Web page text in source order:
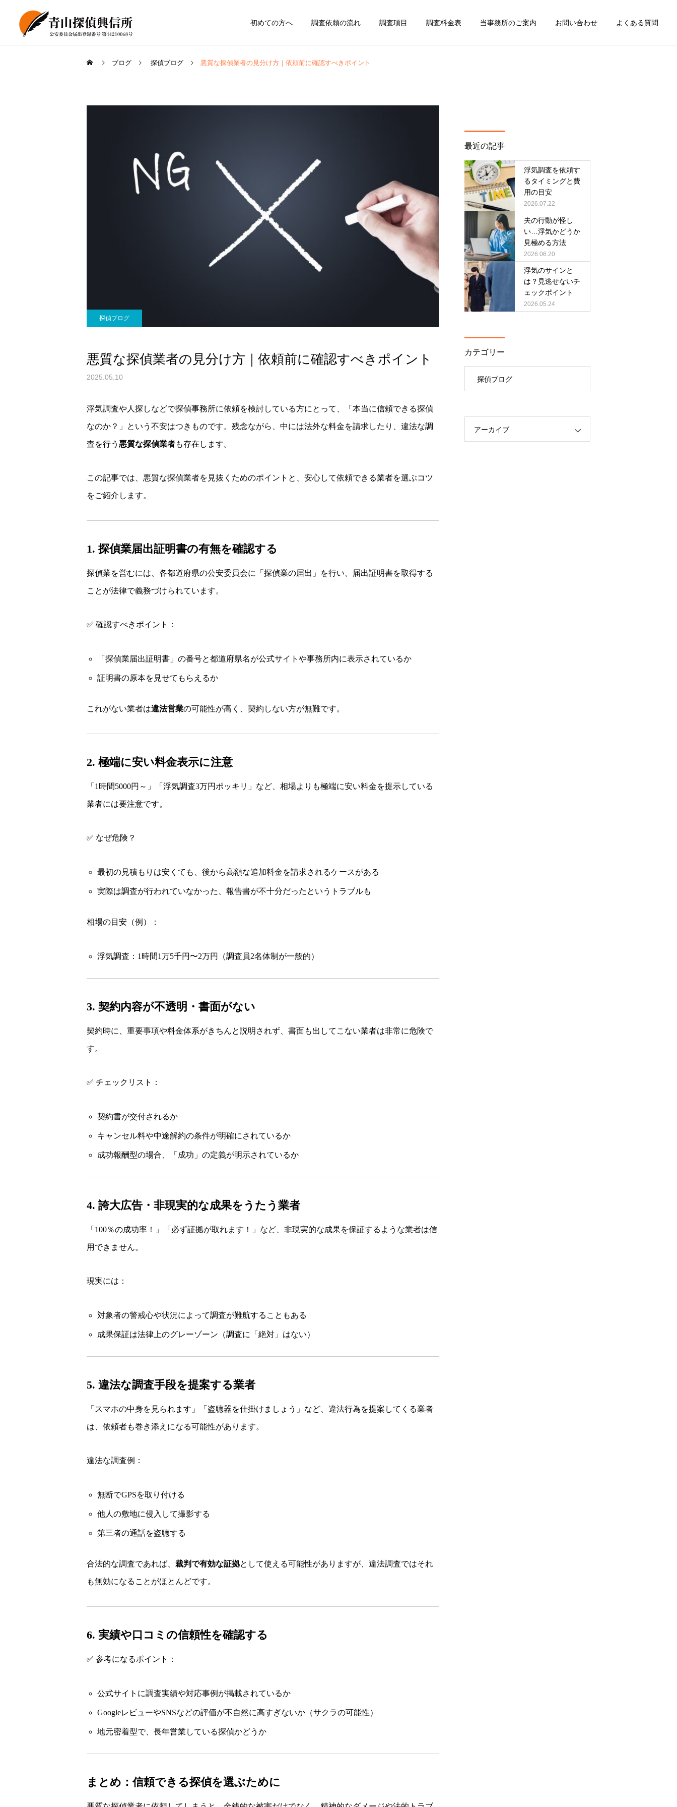
初めての方へ 調査依頼の流れ 調査項目 調査料金表 当事務所のご案内 お問い合わせ よくある質問
ブログ 探偵ブログ 悪質な探偵業者の見分け方｜依頼前に確認すべきポイント
探偵ブログ
悪質な探偵業者の見分け方｜依頼前に確認すべきポイント
2025.05.10
浮気調査や人探しなどで探偵事務所に依頼を検討している方にとって、「本当に信頼できる探偵
なのか？」という不安はつきものです。残念ながら、中には法外な料金を請求したり、違法な調
査を行う 悪質な探偵業者も存在します。
この記事では、悪質な探偵業者を見抜くためのポイントと、安心して依頼できる業者を選ぶコツ
をご紹介します。
1. 探偵業届出証明書の有無を確認する
探偵業を営むには、各都道府県の公安委員会に「探偵業の届出」を行い、届出証明書を取得する
ことが法律で義務づけられています。
✅ 確認すべきポイント：
「探偵業届出証明書」の番号と都道府県名が公式サイトや事務所内に表示されているか
証明書の原本を見せてもらえるか
これがない業者は違法営業の可能性が高く、契約しない方が無難です。
2. 極端に安い料金表示に注意
「1時間5000円～」「浮気調査3万円ポッキリ」など、相場よりも極端に安い料金を提示している
業者には要注意です。
✅ なぜ危険？
最初の見積もりは安くても、後から高額な追加料金を請求されるケースがある
実際は調査が行われていなかった、報告書が不十分だったというトラブルも
相場の目安（例）：
浮気調査：1時間1万5千円〜2万円（調査員2名体制が一般的）
3. 契約内容が不透明・書面がない
契約時に、重要事項や料金体系がきちんと説明されず、書面も出してこない業者は非常に危険で
す。
✅ チェックリスト：
契約書が交付されるか
キャンセル料や中途解約の条件が明確にされているか
成功報酬型の場合、「成功」の定義が明示されているか
4. 誇大広告・非現実的な成果をうたう業者
「100％の成功率！」「必ず証拠が取れます！」など、非現実的な成果を保証するような業者は信
用できません。
現実には：
対象者の警戒心や状況によって調査が難航することもある
成果保証は法律上のグレーゾーン（調査に「絶対」はない）
5. 違法な調査手段を提案する業者
「スマホの中身を見られます」「盗聴器を仕掛けましょう」など、違法行為を提案してくる業者
は、依頼者も巻き添えになる可能性があります。
違法な調査例：
無断でGPSを取り付ける
他人の敷地に侵入して撮影する
第三者の通話を盗聴する
合法的な調査であれば、 裁判で有効な証拠として使える可能性がありますが、違法調査ではそれ
も無効になることがほとんどです。
6. 実績や口コミの信頼性を確認する
✅ 参考になるポイント：
公式サイトに調査実績や対応事例が掲載されているか
GoogleレビューやSNSなどの評価が不自然に高すぎないか（サクラの可能性）
地元密着型で、長年営業している探偵かどうか
まとめ：信頼できる探偵を選ぶために
最近の記事
浮気調査を依頼す
るタイミングと費
用の目安
2026.07.22
夫の行動が怪し
い…浮気かどうか
見極める方法
2026.06.20
浮気のサインと
は？見逃せないチ
ェックポイント
2026.05.24
カテゴリー
探偵ブログ
アーカイブ